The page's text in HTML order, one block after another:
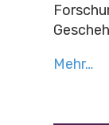
Mehr…